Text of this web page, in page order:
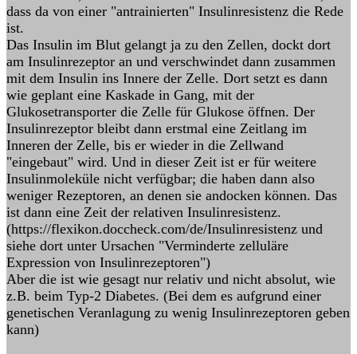
dass da von einer "antrainierten" Insulinresistenz die Rede
ist.
Das Insulin im Blut gelangt ja zu den Zellen, dockt dort
am Insulinrezeptor an und verschwindet dann zusammen
mit dem Insulin ins Innere der Zelle. Dort setzt es dann
wie geplant eine Kaskade in Gang, mit der
Glukosetransporter die Zelle für Glukose öffnen. Der
Insulinrezeptor bleibt dann erstmal eine Zeitlang im
Inneren der Zelle, bis er wieder in die Zellwand
"eingebaut" wird. Und in dieser Zeit ist er für weitere
Insulinmoleküle nicht verfügbar; die haben dann also
weniger Rezeptoren, an denen sie andocken können. Das
ist dann eine Zeit der relativen Insulinresistenz.
(https://flexikon.doccheck.com/de/Insulinresistenz und
siehe dort unter Ursachen "Verminderte zelluläre
Expression von Insulinrezeptoren")
Aber die ist wie gesagt nur relativ und nicht absolut, wie
z.B. beim Typ-2 Diabetes. (Bei dem es aufgrund einer
genetischen Veranlagung zu wenig Insulinrezeptoren geben
kann)